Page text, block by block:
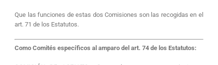
Que las funciones de estas dos Comisiones son las recogidas en el
art. 71 de los Estatutos.
Como Comités específicos al amparo del art. 74 de los Estatutos: